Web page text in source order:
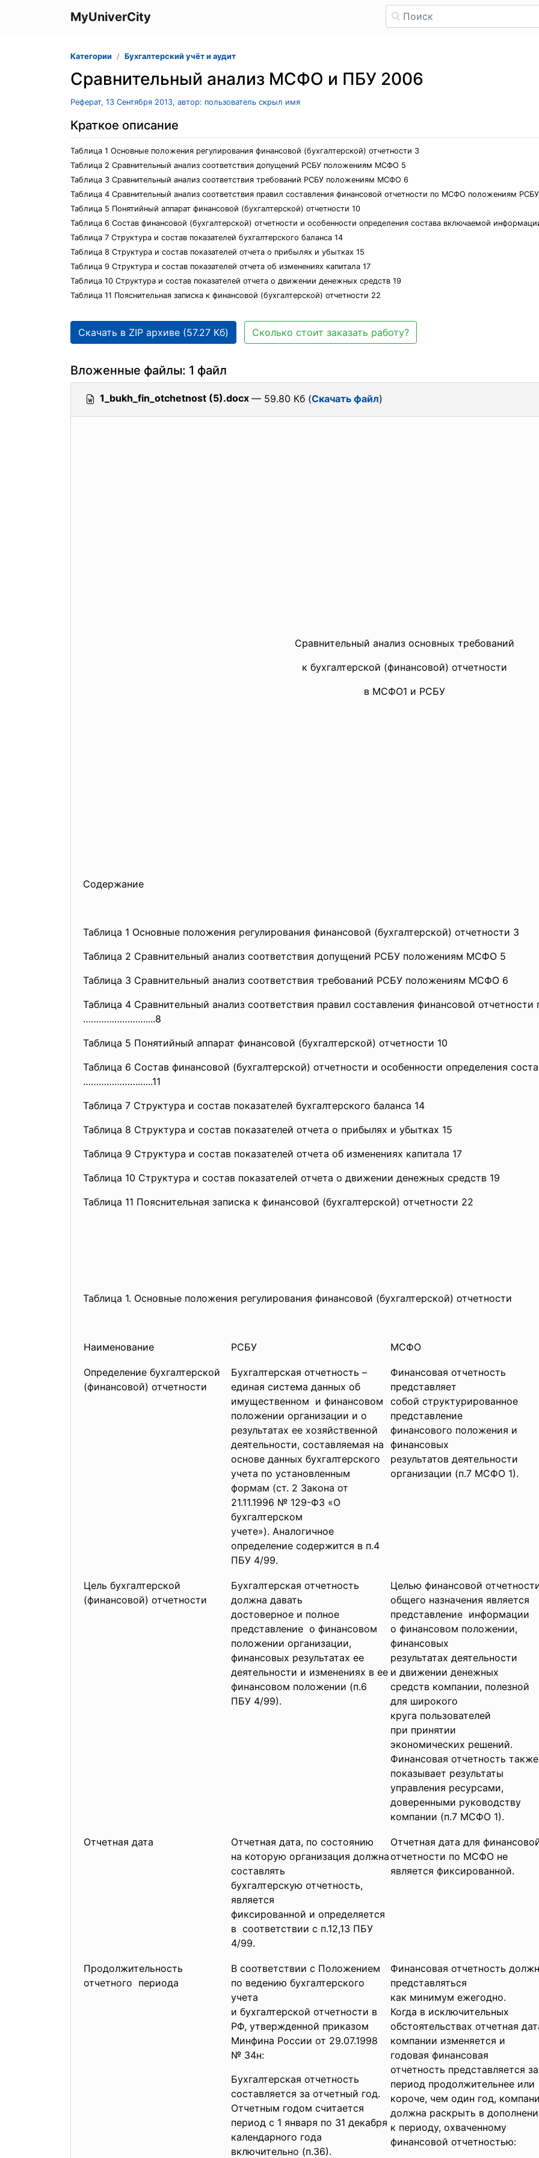
MyUniverCity
Категории Бухгалтерский учёт и аудит
Сравнительный анализ МСФО и ПБУ 2006
Реферат, 13 Сентября 2013, автор: пользователь скрыл имя
Краткое описание
Таблица 1 Основные положения регулирования финансовой (бухгалтерской) отчетности 3
Таблица 2 Сравнительный анализ соответствия допущений РСБУ положениям МСФО 5
Таблица 3 Сравнительный анализ соответствия требований РСБУ положениям МСФО 6
Таблица 4 Сравнительный анализ соответствия правил составления финансовой отчетности по МСФО положениям
Таблица 5 Понятийный аппарат финансовой (бухгалтерской) отчетности 10
Таблица 6 Состав финансовой (бухгалтерской) отчетности и особенности определения состава включаемой
Таблица 7 Структура и состав показателей бухгалтерского баланса 14
Таблица 8 Структура и состав показателей отчета о прибылях и убытках 15
Таблица 9 Структура и состав показателей отчета об изменениях капитала 17
Таблица 10 Структура и состав показателей отчета о движении денежных средств 19
Таблица 11 Пояснительная записка к финансовой (бухгалтерской) отчетности 22
Скачать в ZIP архиве (57.27 Кб) Сколько стоит заказать работу?
Вложенные файлы: 1 файл
1_bukh_fin_otchetnost (5).docx — 59.80 Кб (Скачать файл)
Сравнительный анализ основных требований
к бухгалтерской (финансовой) отчетности
в МСФО1 и РСБУ
Содержание
Таблица 1 Основные положения регулирования финансовой (бухгалтерской) отчетности 3
Таблица 2 Сравнительный анализ соответствия допущений РСБУ положениям МСФО 5
Таблица 3 Сравнительный анализ соответствия требований РСБУ положениям МСФО 6
Таблица 4 Сравнительный анализ соответствия правил составления финансовой
……………………....8
Таблица 5 Понятийный аппарат финансовой (бухгалтерской) отчетности 10
Таблица 6 Состав финансовой (бухгалтерской) отчетности и особенности определения
……………………...11
Таблица 7 Структура и состав показателей бухгалтерского баланса 14
Таблица 8 Структура и состав показателей отчета о прибылях и убытках 15
Таблица 9 Структура и состав показателей отчета об изменениях капитала 17
Таблица 10 Структура и состав показателей отчета о движении денежных средств 19
Таблица 11 Пояснительная записка к финансовой (бухгалтерской) отчетности 22
Таблица 1. Основные положения регулирования финансовой (бухгалтерской) отчетности
Наименование РСБУ МСФО
Определение бухгалтерской
(финансовой) отчетности
Бухгалтерская отчетность –
единая система данных об
имущественном и финансовом
положении организации и о
результатах ее хозяйственной
деятельности, составляемая на
основе данных бухгалтерского
учета по установленным
формам (ст. 2 Закона от
21.11.1996 № 129-ФЗ «О
бухгалтерском
учете»). Аналогичное
определение содержится в п.4
ПБУ 4/99.
Финансовая отчетность
представляет
собой структурированное
представление
финансового положения и
финансовых
результатов деятельности
организации (п.7 МСФО 1).
Цель бухгалтерской
(финансовой) отчетности
Бухгалтерская отчетность
должна давать
достоверное и полное
представление о финансовом
положении организации,
финансовых результатах ее
деятельности и изменениях в ее
финансовом положении (п.6
ПБУ 4/99).
Целью финансовой
общего назначения является
представление информации
о финансовом положении,
финансовых
результатах деятельности
и движении денежных
средств компании, полезной
для широкого
круга пользователей
при принятии
экономических решений.
Финансовая отчетность также
показывает результаты
управления ресурсами,
доверенными руководству
компании (п.7 МСФО 1).
Отчетная дата
Отчетная дата, по состоянию
на которую организация должна
составлять
бухгалтерскую отчетность,
является
фиксированной и определяется
в соответствии с п.12,13 ПБУ
4/99.
Отчетная дата для
отчетности по МСФО не
является фиксированной.
Продолжительность
отчетного периода
В соответствии с Положением
по ведению бухгалтерского
учета
и бухгалтерской отчетности в
РФ, утвержденной приказом
Минфина России от 29.07.1998
№ 34н:
Бухгалтерская отчетность
составляется за отчетный год.
Отчетным годом считается
период с 1 января по 31 декабря
календарного года
включительно (п.36).
Финансовая отчетность
представляться
как минимум ежегодно.
Когда в исключительных
обстоятельствах отчетная
компании изменяется и
годовая финансовая
отчетность представляется за
период продолжительнее или
короче, чем один год,
должна раскрыть в
к периоду, охваченному
финансовой отчетностью: